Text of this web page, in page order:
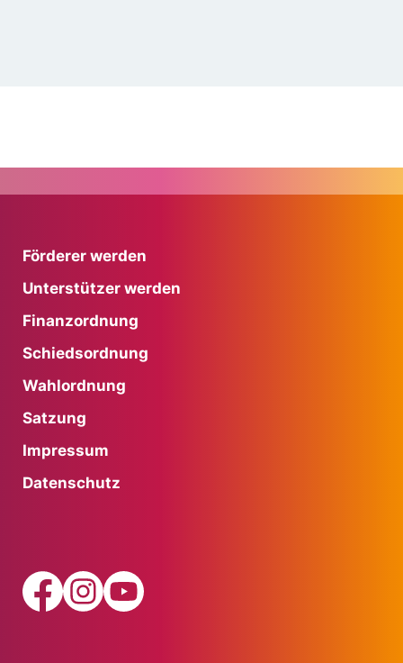
Förderer werden
Unterstützer werden
Finanzordnung
Schiedsordnung
Wahlordnung
Satzung
Impressum
Datenschutz